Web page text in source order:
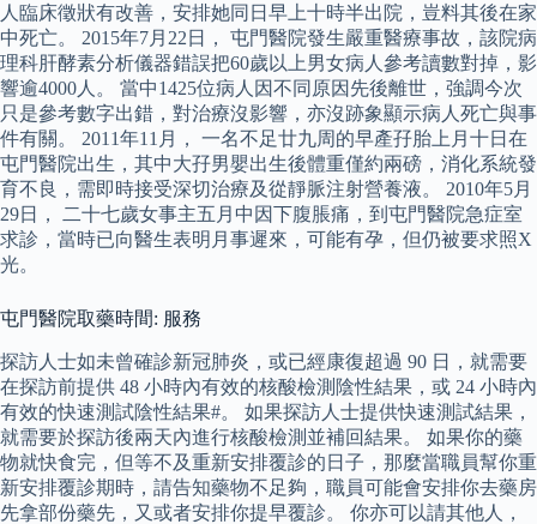
人臨床徵狀有改善，安排她同日早上十時半出院，豈料其後在家
中死亡。 2015年7月22日， 屯門醫院發生嚴重醫療事故，該院病
理科肝酵素分析儀器錯誤把60歲以上男女病人參考讀數對掉，影
響逾4000人。 當中1425位病人因不同原因先後離世，強調今次
只是參考數字出錯，對治療沒影響，亦沒跡象顯示病人死亡與事
件有關。 2011年11月， 一名不足廿九周的早產孖胎上月十日在
屯門醫院出生，其中大孖男嬰出生後體重僅約兩磅，消化系統發
育不良，需即時接受深切治療及從靜脈注射營養液。 2010年5月
29日， 二十七歲女事主五月中因下腹脹痛，到屯門醫院急症室
求診，當時已向醫生表明月事遲來，可能有孕，但仍被要求照X
光。
屯門醫院取藥時間: 服務
探訪人士如未曾確診新冠肺炎，或已經康復超過 90 日，就需要
在探訪前提供 48 小時內有效的核酸檢測陰性結果，或 24 小時內
有效的快速測試陰性結果#。 如果探訪人士提供快速測試結果，
就需要於探訪後兩天內進行核酸檢測並補回結果。 如果你的藥
物就快食完，但等不及重新安排覆診的日子，那麼當職員幫你重
新安排覆診期時，請告知藥物不足夠，職員可能會安排你去藥房
先拿部份藥先，又或者安排你提早覆診。 你亦可以請其他人，